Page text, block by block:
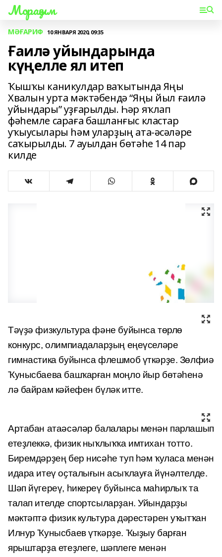
Мораҙым
МӘҒАРИФ 10 ЯНВАРЯ 2020, 09:35
Ғаилә уйындарында
күңелле ял итеп
Ҡышҡы каникулдар ваҡытында Яңы
Хвалын урта мәктәбендә “Яңы йыл ғаилә
уйындары” уҙғарылды. Һәр яҡлап
фәһемле сараға башланғыс кластар
уҡыусылары һәм уларҙың ата-әсәләре
саҡырылды. 7 ауылдан бөтәһе 14 пар
килде
Тәүҙә физкультура фәне буйынса төрлө
конкурс, олимпиадаларҙың еңеүселәре
гимнастика буйынса флешмоб үткәрҙе. Зөлфиә
Ҡунысбаева башҡарған моңло йыр бөтәһенә
лә байрам кәйефен бүләк итте.
Артабан атаәсәләр балалары менән парлашып
етеҙлеккә, физик ныҡлыҡҡа имтихан тотто.
Биремдәрҙең бер нисәһе туп һәм ҡуласа менән
идара итеү оҫталығын асыҡлауға йүнәлтелде.
Шәп йүгереү, һикереү буйынса маһирлыҡ та
талап ителде спортсыларҙан. Уйындарҙы
мәктәптә физик культура дәрестәрен уҡытҡан
Илнур Ҡунысбаев үткәрҙе. Ҡыҙыу барған
ярыштарҙа етеҙлеге, шәплеге менән